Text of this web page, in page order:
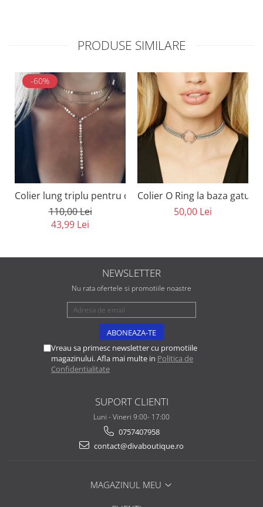
PRODUSE SIMILARE
-60%
Colier lung triplu pentru decolteu cu cristale
110,00 Lei
43,99 Lei
Colier O Ring la baza
50,00 Lei
NEWSLETTER
Nu rata ofertele si promotiile noastre
Vreau sa primesc newsletter cu promotiile
magazinului. Afla mai multe in Politica de
Confidentialitate
SUPORT CLIENTI
Luni - Vineri 9:00- 17:00
0757407958
contact@divaboutique.ro
MAGAZINUL MEU